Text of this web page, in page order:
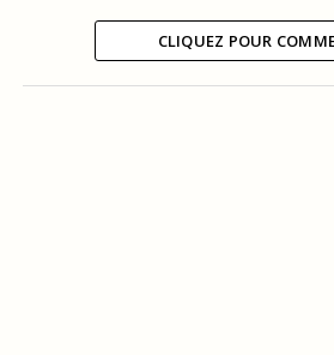
CLIQUEZ POUR